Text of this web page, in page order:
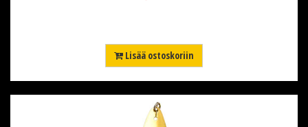
Lisää ostoskoriin